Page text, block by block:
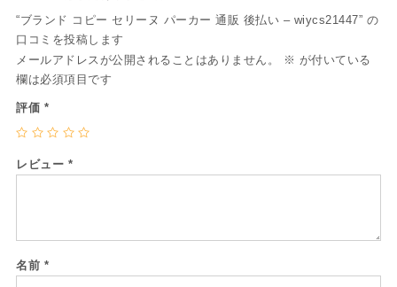
“ブランド コピー セリーヌ パーカー 通販 後払い – wiycs21447” の
口コミを投稿します
メールアドレスが公開されることはありません。
※ が付いている
欄は必須項目です
評価 *
レビュー *
名前 *